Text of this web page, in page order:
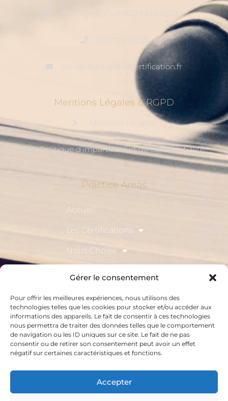
Gérer le consentement
Pour offrir les meilleures expériences, nous utilisons des
technologies telles que les cookies pour stocker et/ou accéder aux
informations des appareils. Le fait de consentir à ces technologies
nous permettra de traiter des données telles que le comportement
de navigation ou les ID uniques sur ce site. Le fait de ne pas
consentir ou de retirer son consentement peut avoir un effet
négatif sur certaines caractéristiques et fonctions.
Accepter
La Fergogne – 81500 BELCASTEL
05.67.72.00.53
contact@qualitia-certification.fr
Mentions Légales & RGPD
Mentions Légales
Politique d’impartialité et de confidentialité
Practice Areas
Accueil
Les Certifications
Nous Choisir
Contact
Web Accès